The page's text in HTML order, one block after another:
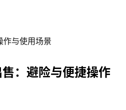
作与使用场景
：避险与便捷操作